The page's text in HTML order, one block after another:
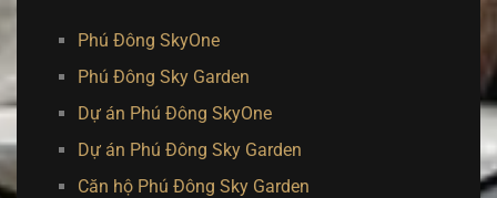
Phú Đông SkyOne
Phú Đông Sky Garden
Dự án Phú Đông SkyOne
Dự án Phú Đông Sky Garden
Căn hộ Phú Đông Sky Garden